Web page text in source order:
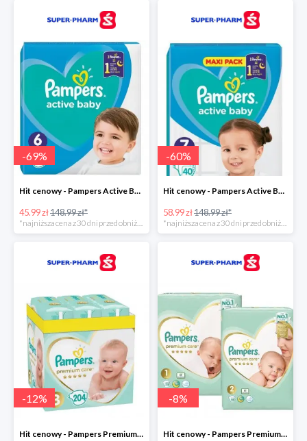
-69%
Hit cenowy - Pampers Active Baby 6
45.99 zł148.99 zł*
*najniższa cena z 30 dni przed obniżką
-60%
Hit cenowy - Pampers Active Baby 7
58.99 zł148.99 zł*
*najniższa cena z 30 dni przed obniżką
-12%
Hit cenowy - Pampers Premium Care 3
-8%
Hit cenowy - Pampers Premium Care 1+2